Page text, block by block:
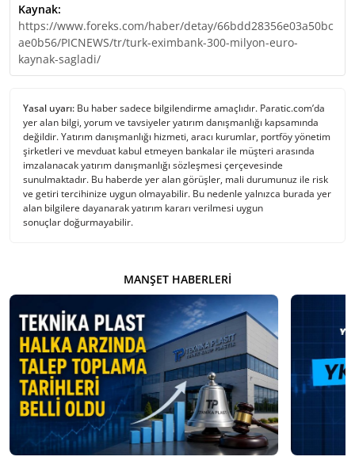
Kaynak:
https://www.foreks.com/haber/detay/66bdd28356e03a50bc
ae0b56/PICNEWS/tr/turk-eximbank-300-milyon-euro-
kaynak-sagladi/
Yasal uyarı: Bu haber sadece bilgilendirme amaçlıdır. Paratic.com’da
yer alan bilgi, yorum ve tavsiyeler yatırım danışmanlığı kapsamında
değildir. Yatırım danışmanlığı hizmeti, aracı kurumlar, portföy yönetim
şirketleri ve mevduat kabul etmeyen bankalar ile müşteri arasında
imzalanacak yatırım danışmanlığı sözleşmesi çerçevesinde
sunulmaktadır. Bu haberde yer alan görüşler, mali durumunuz ile risk
ve getiri tercihinize uygun olmayabilir. Bu nedenle yalnızca burada yer
alan bilgilere dayanarak yatırım kararı verilmesi uygun
sonuçlar doğurmayabilir.
MANŞET HABERLERI